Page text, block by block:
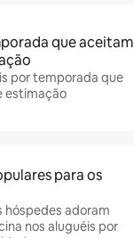
que aceitam
por temporada que
estimação
para os
hóspedes adoram
nos aluguéis por